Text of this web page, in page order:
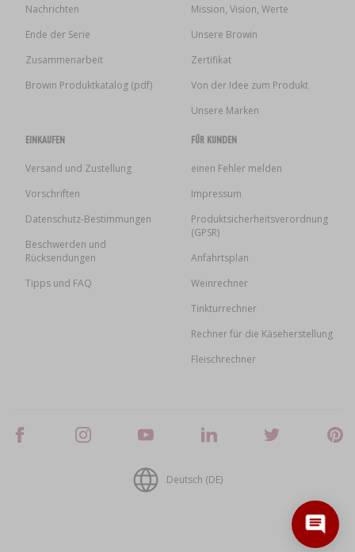
Nachrichten
Ende der Serie
Zusammenarbeit
Browin Produktkatalog (pdf)
Mission, Vision, Werte
Unsere Browin
Zertifikat
Von der Idee zum Produkt
Unsere Marken
EINKAUFEN
Versand und Zustellung
Vorschriften
Datenschutz-Bestimmungen
Beschwerden und
Rücksendungen
Tipps und FAQ
FÜR KUNDEN
einen Fehler melden
Impressum
Produktsicherheitsverordnung
(GPSR)
Anfahrtsplan
Weinrechner
Tinkturrechner
Rechner für die Käseherstellung
Fleischrechner
Deutsch (DE)